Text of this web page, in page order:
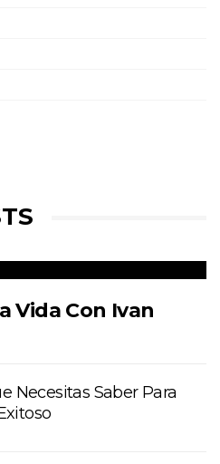
Vida Con Ivan
Necesitas Saber Para